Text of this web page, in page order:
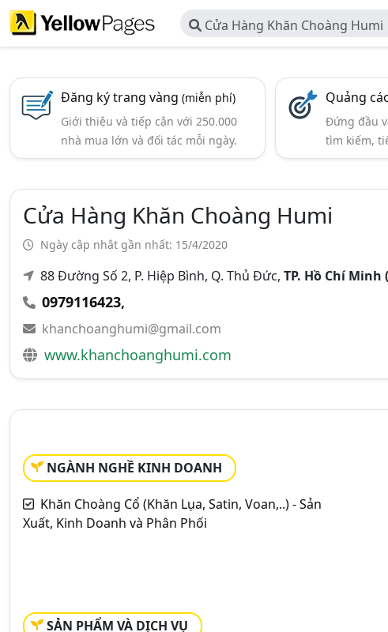
Cửa Hàng Khăn Choàng Humi
Đăng ký trang vàng (miễn phí)
Giới thiệu và tiếp cận với 250.000
nhà mua lớn và đối tác mỗi ngày.
Quảng
Đứng đầu
tìm kiếm,
Cửa Hàng Khăn Choàng Humi
Ngày cập nhật gần nhất: 15/4/2020
88 Đường Số 2, P. Hiệp Bình, Q. Thủ Đức, TP. Hồ Chí Minh
0979116423,
khanchoanghumi@gmail.com
www.khanchoanghumi.com
NGÀNH NGHỀ KINH DOANH
Khăn Choàng Cổ (Khăn Lụa, Satin, Voan,..) - Sản
Xuất, Kinh Doanh và Phân Phối
SẢN PHẨM VÀ DỊCH VỤ